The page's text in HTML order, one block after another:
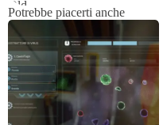
Potrebbe piacerti anche